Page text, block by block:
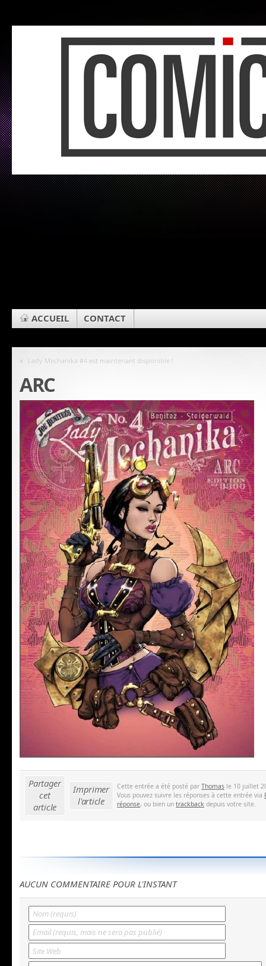
ACCUEIL CONTACT
« Lady Mechanika #4 est maintenant disponible !
ARC
Partager
cet
article
Imprimer
l'article
Cette entrée a été posté par Thomas le 10 juillet
Vous pouvez suivre les réponses à cette entrée via
réponse, ou bien un trackback depuis votre site.
AUCUN COMMENTAIRE POUR L'INSTANT